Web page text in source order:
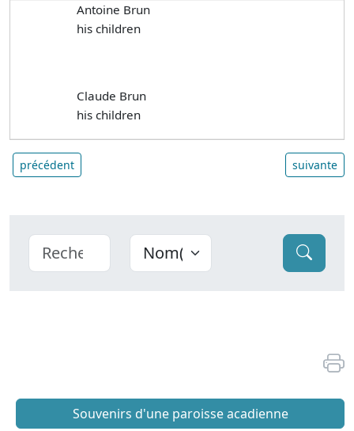
Antoine Brun
his children
Claude Brun
his children
précédent suivante
Souvenirs d'une paroisse acadienne